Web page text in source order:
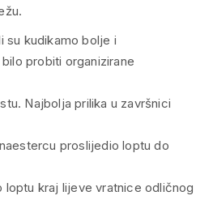
su kudikamo bolje i
probiti organizirane
Najbolja prilika u završnici
proslijedio loptu do
loptu kraj lijeve vratnice odličnog